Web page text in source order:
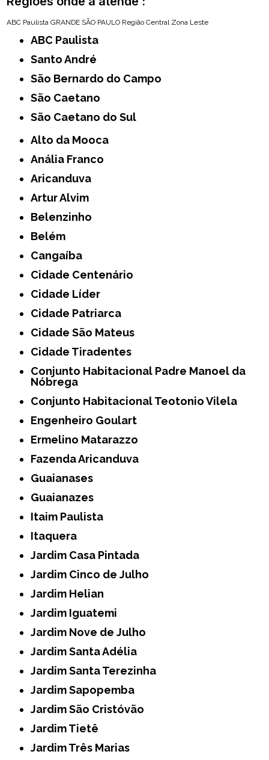
ABC Paulista GRANDE SÃO PAULO Região Central Zona Leste
ABC Paulista
Santo André
São Bernardo do Campo
São Caetano
São Caetano do Sul
Alto da Mooca
Anália Franco
Aricanduva
Artur Alvim
Belenzinho
Belém
Cangaíba
Cidade Centenário
Cidade Líder
Cidade Patriarca
Cidade São Mateus
Cidade Tiradentes
Conjunto Habitacional Padre Manoel da
Nóbrega
Conjunto Habitacional Teotonio Vilela
Engenheiro Goulart
Ermelino Matarazzo
Fazenda Aricanduva
Guaianases
Guaianazes
Itaim Paulista
Itaquera
Jardim Casa Pintada
Jardim Cinco de Julho
Jardim Helian
Jardim Iguatemi
Jardim Nove de Julho
Jardim Santa Adélia
Jardim Santa Terezinha
Jardim Sapopemba
Jardim São Cristóvão
Jardim Tietê
Jardim Três Marias